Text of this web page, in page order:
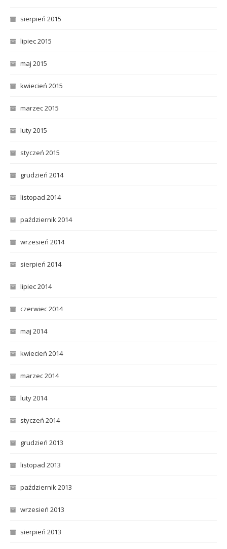
sierpień 2015
lipiec 2015
maj 2015
kwiecień 2015
marzec 2015
luty 2015
styczeń 2015
grudzień 2014
listopad 2014
październik 2014
wrzesień 2014
sierpień 2014
lipiec 2014
czerwiec 2014
maj 2014
kwiecień 2014
marzec 2014
luty 2014
styczeń 2014
grudzień 2013
listopad 2013
październik 2013
wrzesień 2013
sierpień 2013